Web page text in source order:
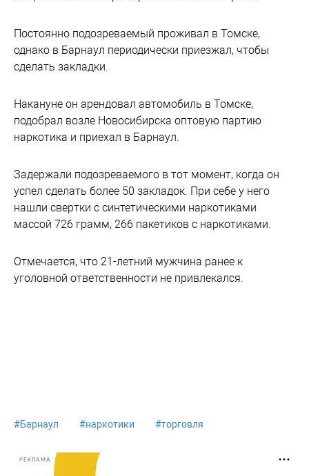
Постоянно подозреваемый проживал в Томске,
однако в Барнаул периодически приезжал, чтобы
сделать закладки.
Накануне он арендовал автомобиль в Томске,
подобрал возле Новосибирска оптовую партию
наркотика и приехал в Барнаул.
Задержали подозреваемого в тот момент, когда он
успел сделать более 50 закладок. При себе у него
нашли свертки с синтетическими наркотиками
массой 726 грамм, 266 пакетиков с наркотиками.
Отмечается, что 21-летний мужчина ранее к
уголовной ответственности не привлекался.
#Барнаул #наркотики #торговля
РЕКЛАМА